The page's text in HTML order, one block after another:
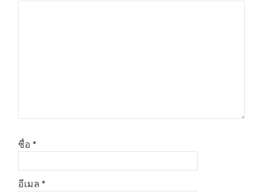
ชื่อ *
อีเมล *